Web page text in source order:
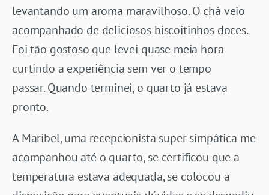
levantando um aroma maravilhoso. O chá veio
acompanhado de deliciosos biscoitinhos doces.
Foi tão gostoso que levei quase meia hora
curtindo a experiência sem ver o tempo
passar. Quando terminei, o quarto já estava
pronto.
A Maribel, uma recepcionista super simpática me
acompanhou até o quarto, se certificou que a
temperatura estava adequada, se colocou a